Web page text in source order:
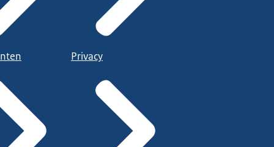
Privacy